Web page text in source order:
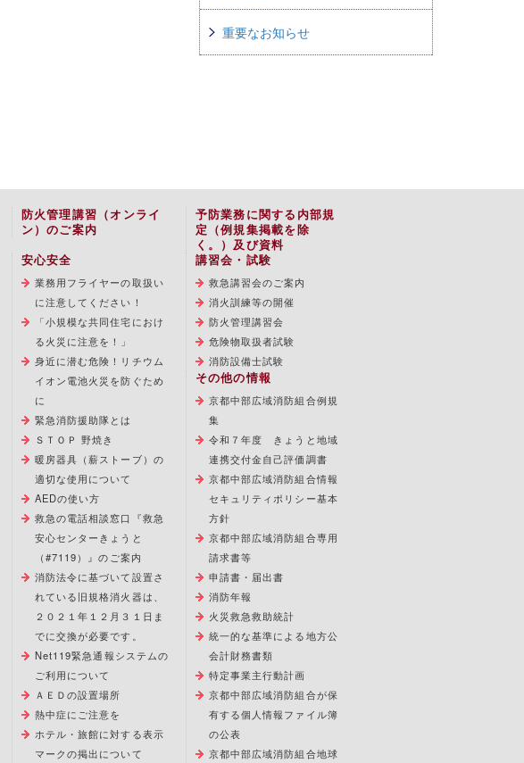
重要なお知らせ
防火管理講習（オンライ
ン）のご案内
予防業務に関する内部規
定（例規集掲載を除
く。）及び資料
安心安全
業務用フライヤーの取扱い
に注意してください！
「小規模な共同住宅におけ
る火災に注意を！」
身近に潜む危険！リチウム
イオン電池火災を防ぐため
に
緊急消防援助隊とは
ＳＴＯＰ 野焼き
暖房器具（薪ストーブ）の
適切な使用について
AEDの使い方
救急の電話相談窓口『救急
安心センターきょうと
（#7119）』のご案内
消防法令に基づいて設置さ
れている旧規格消火器は、
２０２１年１２月３１日ま
でに交換が必要です。
Net119緊急通報システムの
ご利用について
ＡＥＤの設置場所
熱中症にご注意を
ホテル・旅館に対する表示
マークの掲出について
講習会・試験
救急講習会のご案内
消火訓練等の開催
防火管理講習会
危険物取扱者試験
消防設備士試験
その他の情報
京都中部広域消防組合例規
集
令和７年度 きょうと地域
連携交付金自己評価調書
京都中部広域消防組合情報
セキュリティポリシー基本
方針
京都中部広域消防組合専用
請求書等
申請書・届出書
消防年報
火災救急救助統計
統一的な基準による地方公
会計財務書類
特定事業主行動計画
京都中部広域消防組合が保
有する個人情報ファイル簿
の公表
京都中部広域消防組合地球